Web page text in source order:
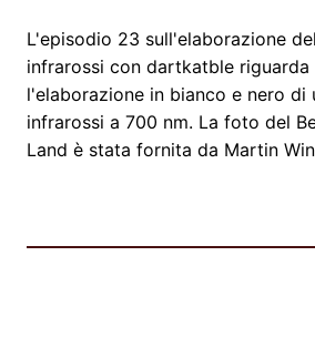
L'episodio 23 sull'elaborazione
infrarossi con dartkatble riguarda
l'elaborazione in bianco e nero di
infrarossi a 700 nm. La foto del
Land è stata fornita da Martin